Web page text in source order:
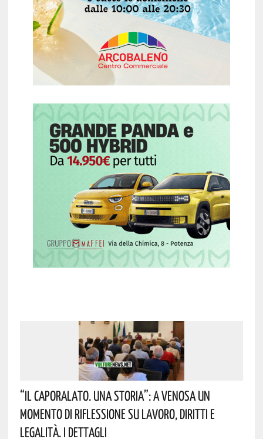
“Il Caporalato. Una Storia”: A Venosa Un
Momento Di Riflessione Su Lavoro, Diritti E
Legalità. I Dettagli